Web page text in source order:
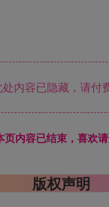
处内容已隐藏，请付
页内容已结束，喜欢
版权声明